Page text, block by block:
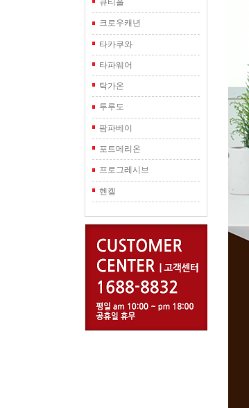
큐티폴
크로우캐년
타카쿠와
타파웨어
탁가온
투루도
팜파베이
포트메리온
프로그레시브
헨켈